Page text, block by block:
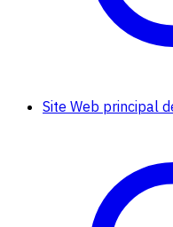
Site Web principal